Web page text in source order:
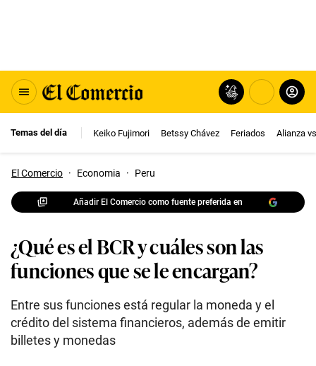
Temas del día Keiko Fujimori Betssy Chávez Feriados Alianza
El Comercio · Economia · Peru
Añadir El Comercio como fuente preferida en
¿Qué es el BCR y cuáles son las
funciones que se le encargan?
Entre sus funciones está regular la moneda y el
crédito del sistema financieros, además de emitir
billetes y monedas